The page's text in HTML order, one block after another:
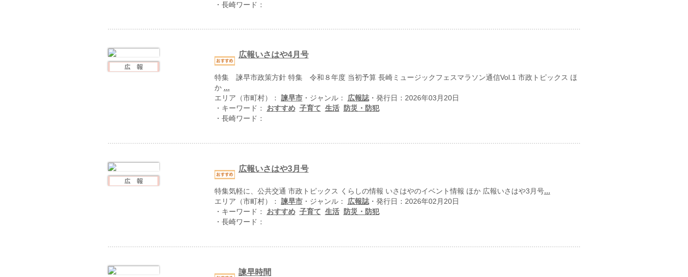
・長崎ワード：
広報いさはや4月号
特集 諫早市政策方針 特集 令和８年度 当初予算 長崎ミュージックフェスマラソン通信Vol.1 市政トピックス ほ
か ...
エリア（市町村）： 諫早市・ジャンル： 広報誌・発行日：2026年03月20日
・キーワード： おすすめ 子育て 生活
防災・防犯
・長崎ワード：
広報いさはや3月号
特集気軽に、公共交通 市政トピックス くらしの情報 いさはやのイベント情報 ほか 広報いさはや3月号...
エリア（市町村）： 諫早市・ジャンル： 広報誌・発行日：2026年02月20日
・キーワード： おすすめ 子育て 生活
防災・防犯
・長崎ワード：
諫早時間